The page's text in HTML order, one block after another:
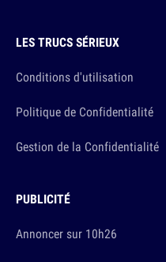
LES TRUCS SÉRIEUX
Conditions d'utilisation
Politique de Confidentialité
Gestion de la Confidentialité
PUBLICITÉ
Annoncer sur 10h26